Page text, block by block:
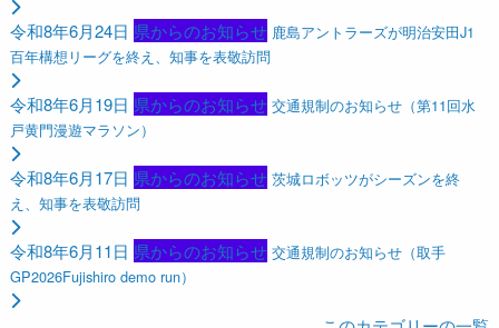
令和8年6月24日 県からのお知らせ 鹿島アントラーズが明治安田J1
百年構想リーグを終え、知事を表敬訪問
令和8年6月19日 県からのお知らせ 交通規制のお知らせ（第11回水
戸黄門漫遊マラソン）
令和8年6月17日 県からのお知らせ 茨城ロボッツがシーズンを終
え、知事を表敬訪問
令和8年6月11日 県からのお知らせ 交通規制のお知らせ（取手
GP2026Fujishiro demo run）